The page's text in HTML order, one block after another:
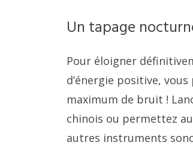
Un tapage
Pour éloigner
d’énergie positive,
maximum de bruit !
chinois ou permettez
autres instruments